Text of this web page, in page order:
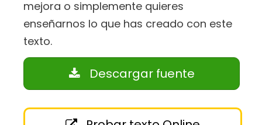
mejora o simplemente quieres
enseñarnos lo que has creado con este
texto.
Descargar fuente